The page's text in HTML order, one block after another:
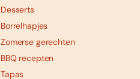
Desserts
Borrelhapjes
Zomerse gerechten
BBQ recepten
Tapas